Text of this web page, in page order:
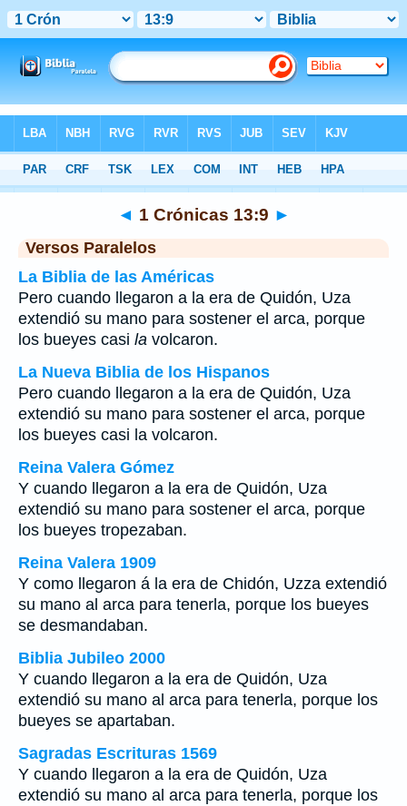
>1 Crónicas Capítulo 13 > Verso 9
◄ 1 Crónicas 13:9 ►
Versos Paralelos
La Biblia de las Américas
Pero cuando llegaron a la era de Quidón, Uza
extendió su mano para sostener el arca, porque
los bueyes casi la volcaron.
La Nueva Biblia de los Hispanos
Pero cuando llegaron a la era de Quidón, Uza
extendió su mano para sostener el arca, porque
los bueyes casi la volcaron.
Reina Valera Gómez
Y cuando llegaron a la era de Quidón, Uza
extendió su mano para sostener el arca, porque
los bueyes tropezaban.
Reina Valera 1909
Y como llegaron á la era de Chidón, Uzza extendió
su mano al arca para tenerla, porque los bueyes
se desmandaban.
Biblia Jubileo 2000
Y cuando llegaron a la era de Quidón, Uza
extendió su mano al arca para tenerla, porque los
bueyes se apartaban.
Sagradas Escrituras 1569
Y cuando llegaron a la era de Quidón, Uza
extendió su mano al arca para tenerla, porque los